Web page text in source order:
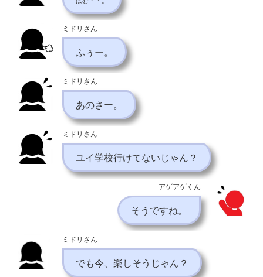
ミドリさん
ふぅー。
ミドリさん
あのさー。
ミドリさん
ユイ学校行けてないじゃん？
アゲアゲくん
そうですね。
ミドリさん
でも今、楽しそうじゃん？